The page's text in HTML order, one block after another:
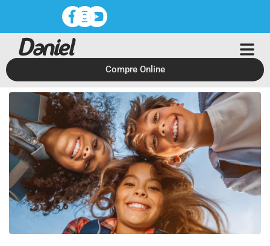
Compre Online